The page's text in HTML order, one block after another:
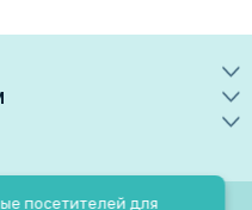
посетителей для